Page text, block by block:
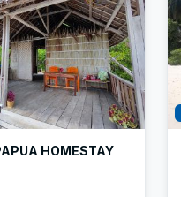
HOMESTAY